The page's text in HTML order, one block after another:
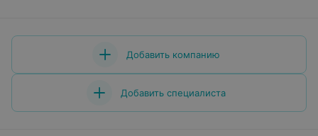
Добавить компанию
Добавить специалиста